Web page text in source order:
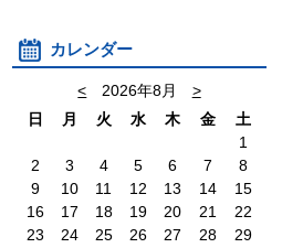
カレンダー
< 2026年8月
>
日
月 火 水 木 金
土
1
2
3 4 5 6 7
8
9
10 11 12 13 14
15
16
17 18 19 20 21
22
23
24 25 26 27 28
29